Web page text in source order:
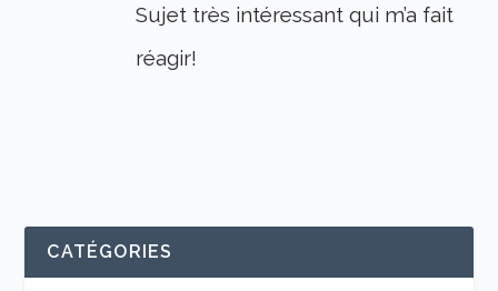
Sujet très intéressant qui m’a fait
réagir!
CATÉGORIES